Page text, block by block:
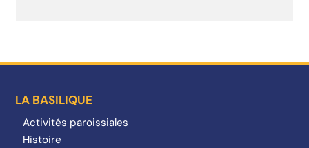
LA BASILIQUE
Activités paroissiales
Histoire